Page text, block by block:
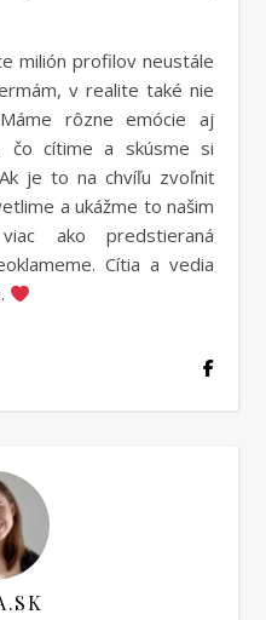
milión profilov neustále
v realite také nie
rôzne emócie aj
čo cítime a skúsme si
je to na chvíľu zvoľniť
a ukážme to našim
ako predstieraná
Cítia a vedia